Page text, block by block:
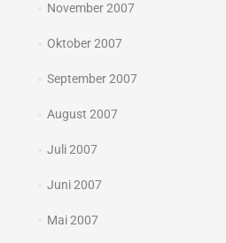
November 2007
Oktober 2007
September 2007
August 2007
Juli 2007
Juni 2007
Mai 2007